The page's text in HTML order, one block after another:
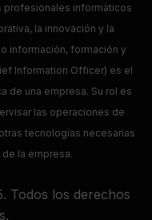
profesionales informáticos
la innovación y la
información, formación y
Information Officer) es el
de una empresa. Su rol es
las operaciones de
tecnologías necesarias
la empresa.
Todos los derechos